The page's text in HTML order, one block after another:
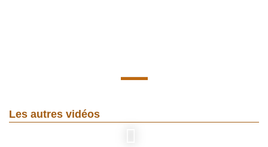
Les autres vidéos